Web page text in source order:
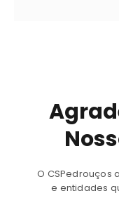
O CSPedrouços
e entidades